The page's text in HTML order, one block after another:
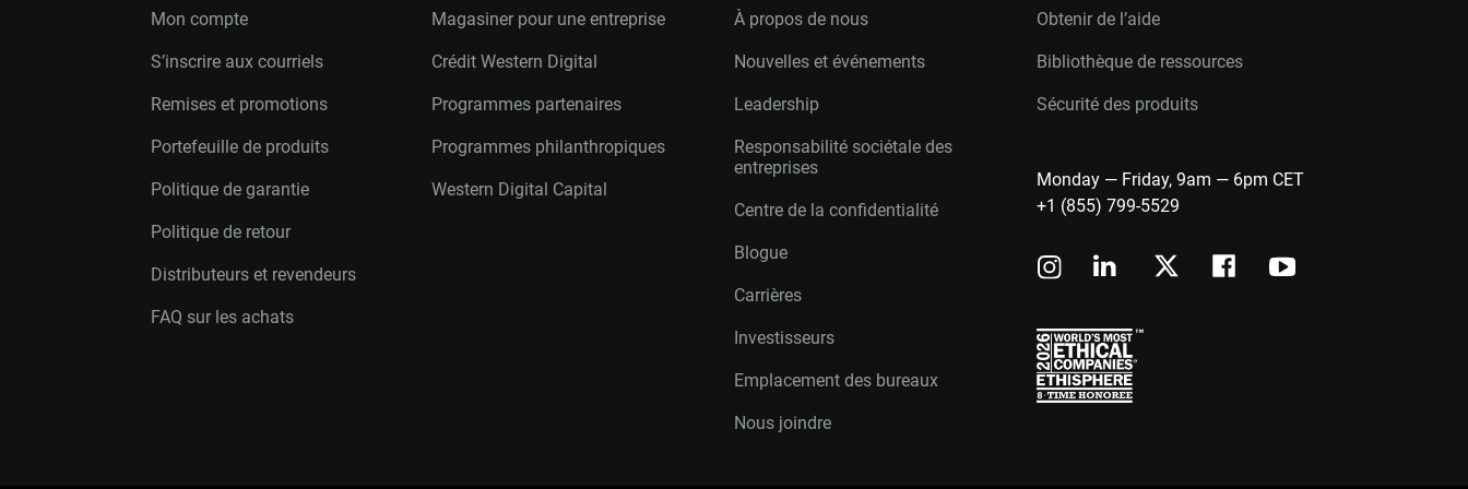
Mon compte
S’inscrire aux courriels
Remises et promotions
Portefeuille de produits
Politique de garantie
Politique de retour
Distributeurs et revendeurs
FAQ sur les achats
Magasiner pour une entreprise
Crédit Western Digital
Programmes partenaires
Programmes philanthropiques
Western Digital Capital
À propos de nous
Nouvelles et événements
Leadership
Responsabilité sociétale des
entreprises
Centre de la confidentialité
Blogue
Carrières
Investisseurs
Emplacement des bureaux
Nous joindre
Obtenir de l’aide
Bibliothèque de ressources
Sécurité des produits
Monday — Friday, 9am — 6pm CET
+1 (855) 799-5529